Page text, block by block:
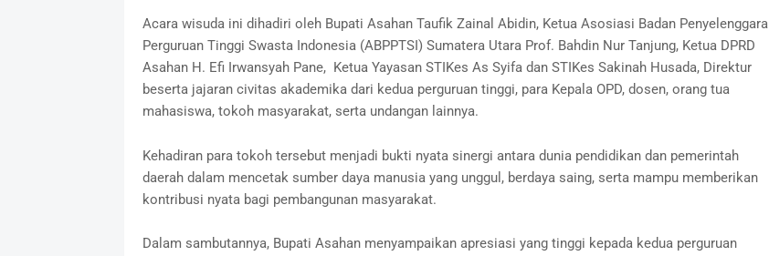
Acara wisuda ini dihadiri oleh Bupati Asahan Taufik Zainal Abidin, Ketua Asosiasi Badan Penyelenggara
Perguruan Tinggi Swasta Indonesia (ABPPTSI) Sumatera Utara Prof. Bahdin Nur Tanjung, Ketua DPRD
Asahan H. Efi Irwansyah Pane, Ketua Yayasan STIKes As Syifa dan STIKes Sakinah Husada, Direktur
beserta jajaran civitas akademika dari kedua perguruan tinggi, para Kepala OPD, dosen, orang tua
mahasiswa, tokoh masyarakat, serta undangan lainnya.
Kehadiran para tokoh tersebut menjadi bukti nyata sinergi antara dunia pendidikan dan pemerintah
daerah dalam mencetak sumber daya manusia yang unggul, berdaya saing, serta mampu memberikan
kontribusi nyata bagi pembangunan masyarakat.
Dalam sambutannya, Bupati Asahan menyampaikan apresiasi yang tinggi kepada kedua perguruan